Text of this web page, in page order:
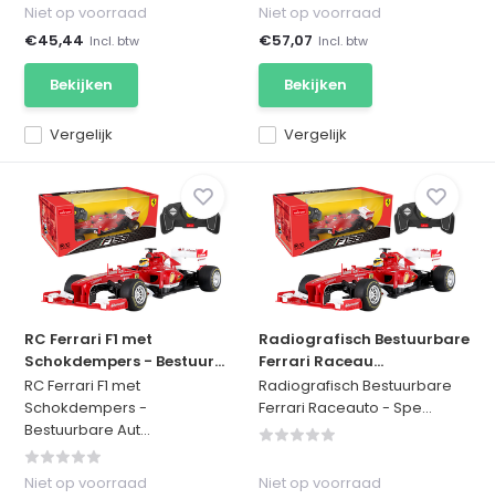
Vergelijk
Niet op voorraad
€45,44 Incl. btw
Bekijken
Vergelijk
Niet op voorraad
€57,07 Incl. btw
Bekijken
RC Ferrari F1 met
Schokdempers - Bestuur...
RC Ferrari F1 met
Schokdempers -
Bestuurbare Aut...
Niet op voorraad
Radiografisch Bestuurbare
Ferrari Raceau...
Radiografisch Bestuurbare
Ferrari Raceauto - Spe...
Niet op voorraad